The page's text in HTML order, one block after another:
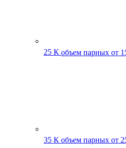
25 К объем парных от
35 К объем парных от